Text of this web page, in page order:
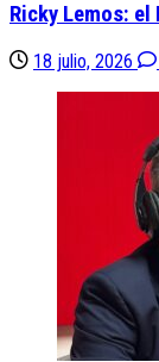
Ricky Lemos:
18 julio, 2026